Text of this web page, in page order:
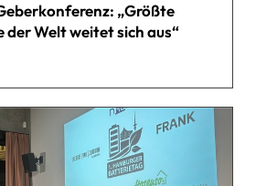
„Größte
Welt weitet sich aus“